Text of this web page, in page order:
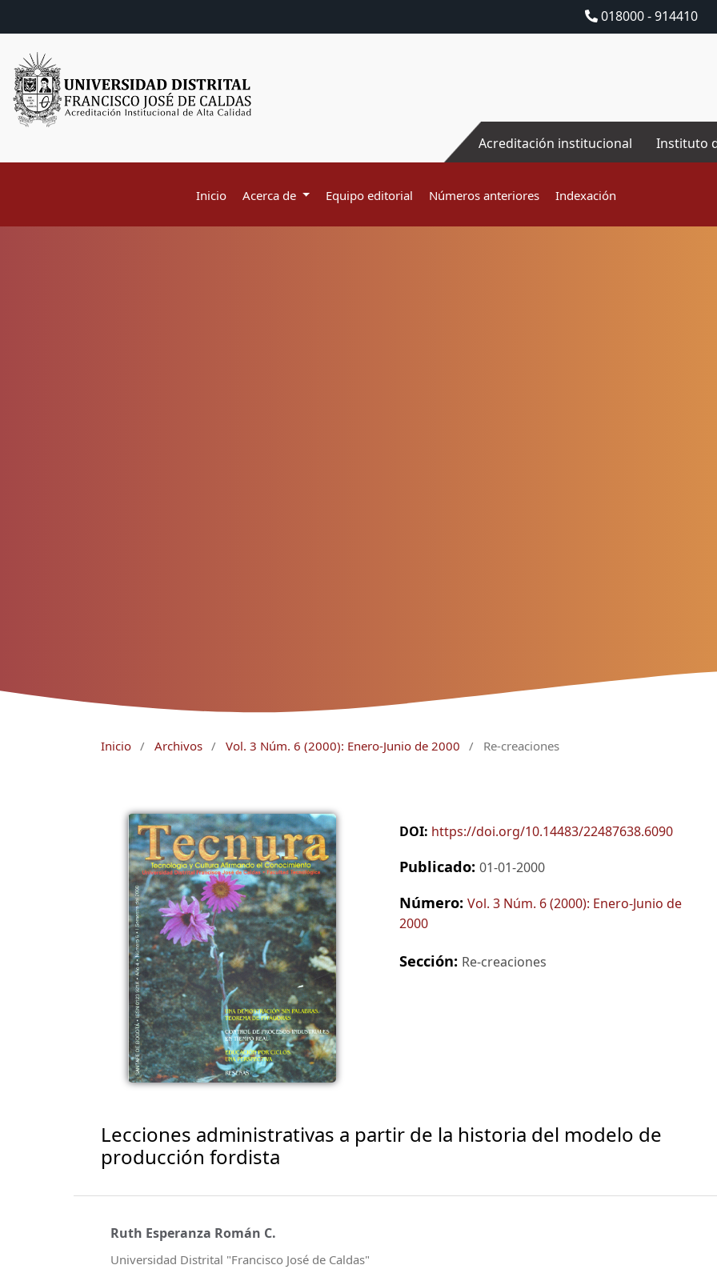
018000 - 914410
Acreditación institucional Instituto
Inicio Acerca de Equipo editorial Números anteriores Indexación
Inicio / Archivos / Vol. 3 Núm. 6 (2000): Enero-Junio de 2000 / Re-creaciones
DOI: https://doi.org/10.14483/22487638.6090
Publicado: 01-01-2000
Número: Vol. 3 Núm. 6 (2000): Enero-Junio de
2000
Sección: Re-creaciones
Lecciones administrativas a partir de la historia del modelo de
producción fordista
Ruth Esperanza Román C.
Universidad Distrital "Francisco José de Caldas"